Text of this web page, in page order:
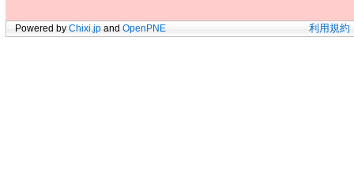
Powered by Chixi.jp and OpenPNE 利用規約